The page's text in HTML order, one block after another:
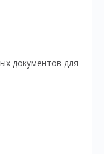
документов для